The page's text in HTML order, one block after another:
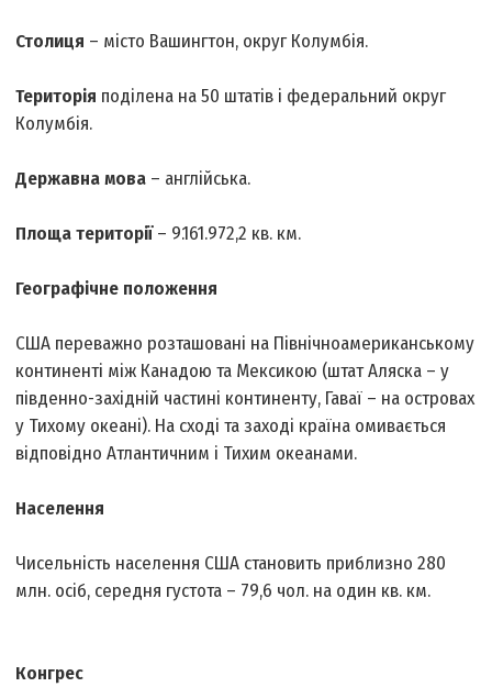
Столиця – місто Вашингтон, округ Колумбія.
Територія поділена на 50 штатів і федеральний округ
Колумбія.
Державна мова – англійська.
Площа території– 9.161.972,2 кв. км.
Географічне положення
США переважно розташовані на Північноамериканському
континенті між Канадою та Мексикою (штат Аляска – у
південно-західній частині континенту, Гаваї – на островах
у Тихому океані). На сході та заході країна омивається
відповідно Атлантичним і Тихим океанами.
Населення
Чисельність населення США становить приблизно 280
млн. осіб, середня густота – 79,6 чол. на один кв. км.
Конгрес